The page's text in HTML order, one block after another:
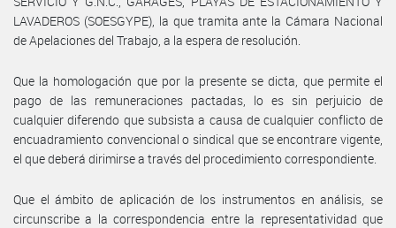
LAVADEROS (SOESGYPE), la que tramita ante la Cámara Nacional
de Apelaciones del Trabajo, a la espera de resolución.
Que la homologación que por la presente se dicta, que permite el
pago de las remuneraciones pactadas, lo es sin perjuicio de
cualquier diferendo que subsista a causa de cualquier conflicto de
encuadramiento convencional o sindical que se encontrare vigente,
el que deberá dirimirse a través del procedimiento correspondiente.
Que el ámbito de aplicación de los instrumentos en análisis, se
circunscribe a la correspondencia entre la representatividad que